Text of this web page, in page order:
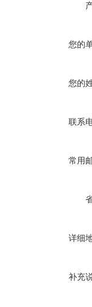
您的
您的
联系
常用
详细
补充